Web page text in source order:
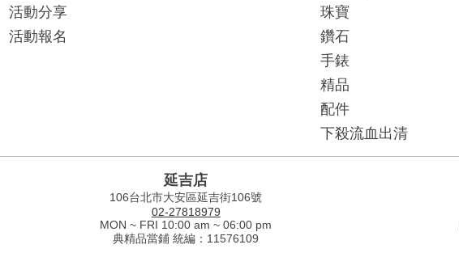
活動分享
活動報名
珠寶
鑽石
手錶
精品
配件
下殺流血出清
延吉店
106台北市大安區延吉街106號
02-27818979
MON ~ FRI 10:00 am ~ 06:00 pm
典精品當鋪 統編：11576109